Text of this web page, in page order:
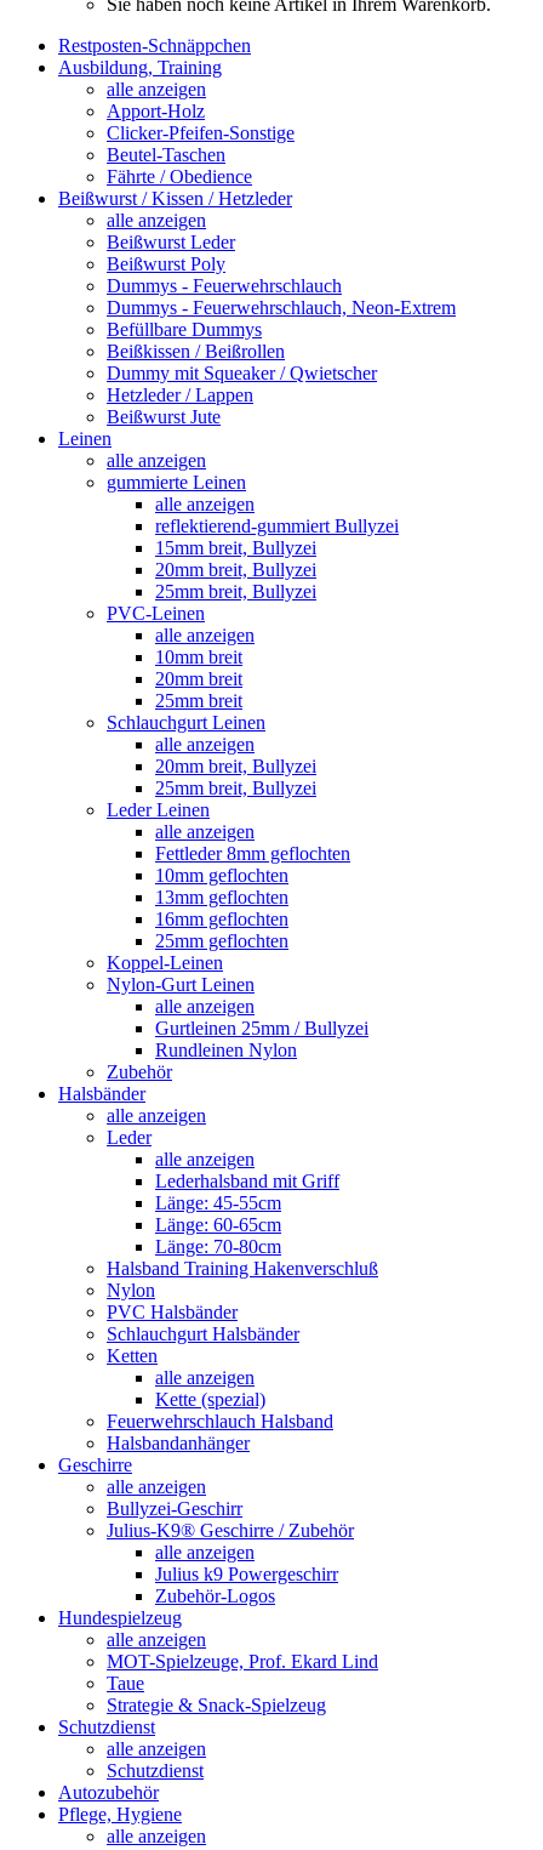
Sie haben noch keine Artikel in Ihrem Warenkorb.
Restposten-Schnäppchen
Ausbildung, Training
alle anzeigen
Apport-Holz
Clicker-Pfeifen-Sonstige
Beutel-Taschen
Fährte / Obedience
Beißwurst / Kissen / Hetzleder
alle anzeigen
Beißwurst Leder
Beißwurst Poly
Dummys - Feuerwehrschlauch
Dummys - Feuerwehrschlauch, Neon-Extrem
Befüllbare Dummys
Beißkissen / Beißrollen
Dummy mit Squeaker / Qwietscher
Hetzleder / Lappen
Beißwurst Jute
Leinen
alle anzeigen
gummierte Leinen
alle anzeigen
reflektierend-gummiert Bullyzei
15mm breit, Bullyzei
20mm breit, Bullyzei
25mm breit, Bullyzei
PVC-Leinen
alle anzeigen
10mm breit
20mm breit
25mm breit
Schlauchgurt Leinen
alle anzeigen
20mm breit, Bullyzei
25mm breit, Bullyzei
Leder Leinen
alle anzeigen
Fettleder 8mm geflochten
10mm geflochten
13mm geflochten
16mm geflochten
25mm geflochten
Koppel-Leinen
Nylon-Gurt Leinen
alle anzeigen
Gurtleinen 25mm / Bullyzei
Rundleinen Nylon
Zubehör
Halsbänder
alle anzeigen
Leder
alle anzeigen
Lederhalsband mit Griff
Länge: 45-55cm
Länge: 60-65cm
Länge: 70-80cm
Halsband Training Hakenverschluß
Nylon
PVC Halsbänder
Schlauchgurt Halsbänder
Ketten
alle anzeigen
Kette (spezial)
Feuerwehrschlauch Halsband
Halsbandanhänger
Geschirre
alle anzeigen
Bullyzei-Geschirr
Julius-K9® Geschirre / Zubehör
alle anzeigen
Julius k9 Powergeschirr
Zubehör-Logos
Hundespielzeug
alle anzeigen
MOT-Spielzeuge, Prof. Ekard Lind
Taue
Strategie & Snack-Spielzeug
Schutzdienst
alle anzeigen
Schutzdienst
Autozubehör
Pflege, Hygiene
alle anzeigen